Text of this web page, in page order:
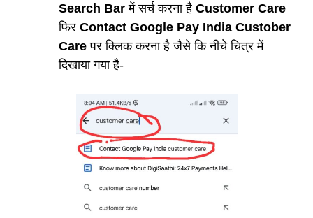
Search Bar में सर्च करना है Customer Care
फिर Contact Google Pay India Custober
Care पर क्लिक करना है जैसे कि नीचे चित्र में
दिखाया गया है-